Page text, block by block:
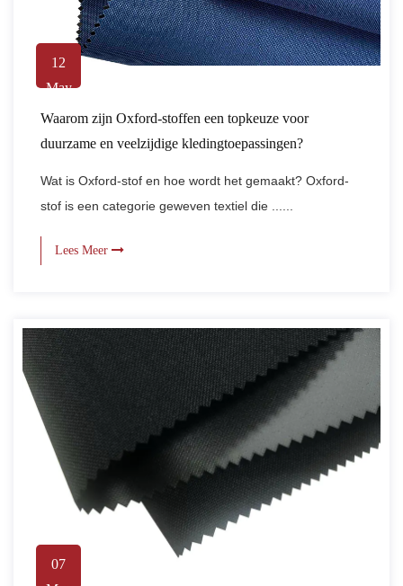
12
May
Waarom zijn Oxford-stoffen een topkeuze voor
duurzame en veelzijdige kledingtoepassingen?
Wat is Oxford-stof en hoe wordt het gemaakt? Oxford-
stof is een categorie geweven textiel die ......
Lees Meer
07